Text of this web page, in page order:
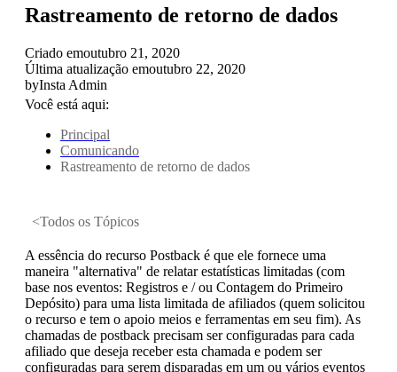
Rastreamento de retorno de dados
Criado emoutubro 21, 2020
Última atualização emoutubro 22, 2020
byInsta Admin
Você está aqui:
Principal
Comunicando
Rastreamento de retorno de dados
<Todos os Tópicos
A essência do recurso Postback é que ele fornece uma
maneira "alternativa" de relatar estatísticas limitadas (com
base nos eventos: Registros e / ou Contagem do Primeiro
Depósito) para uma lista limitada de afiliados (quem solicitou
o recurso e tem o apoio meios e ferramentas em seu fim). As
chamadas de postback precisam ser configuradas para cada
afiliado que deseja receber esta chamada e podem ser
configuradas para serem disparadas em um ou vários eventos